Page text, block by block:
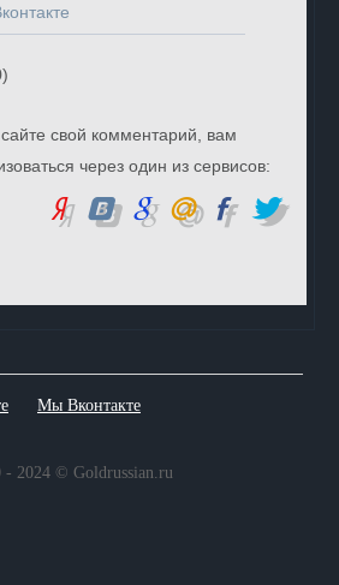
)
свой комментарий, вам
через один из сервисов:
Мы Вконтакте
- 2024 © Goldrussian.ru